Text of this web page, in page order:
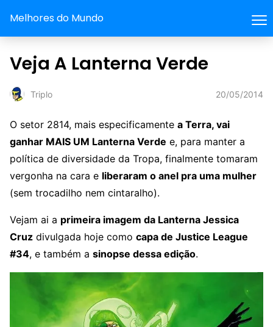
Melhores do Mundo
Veja A Lanterna Verde
Triplo 20/05/2014
O setor 2814, mais especificamente a Terra, vai
ganhar MAIS UM Lanterna Verde e, para manter a
política de diversidade da Tropa, finalmente tomaram
vergonha na cara e liberaram o anel pra uma mulher
(sem trocadilho nem cintaralho).
Vejam ai a primeira imagem da Lanterna Jessica
Cruz divulgada hoje como capa de Justice League
#34, e também a sinopse dessa edição.